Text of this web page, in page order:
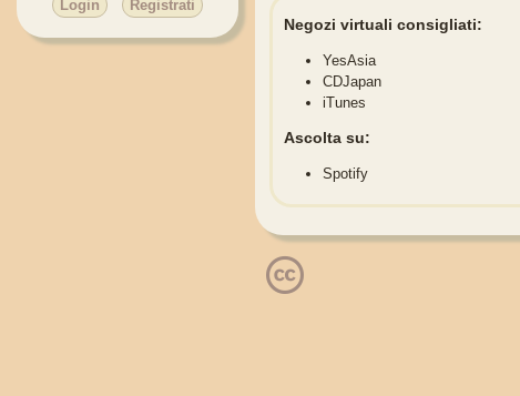
Login Registrati
Negozi virtuali consigliati:
YesAsia
CDJapan
iTunes
Ascolta su:
Spotify